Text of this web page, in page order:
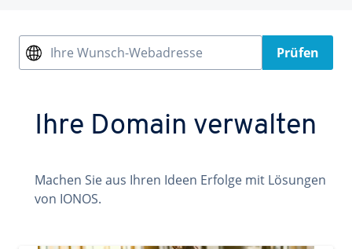
Ihre Wunsch-Webadresse Prüfen
Ihre Domain verwalten
Machen Sie aus Ihren Ideen Erfolge mit Lösungen
von IONOS.